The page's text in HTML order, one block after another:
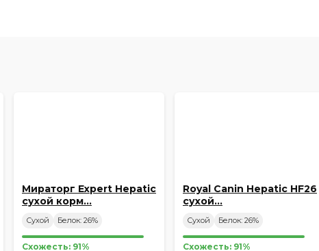
Мираторг Expert Hepatic
сухой корм…
Сухой Белок: 26%
Схожесть: 91%
Royal Canin Hepatic HF26
сухой…
Сухой Белок: 26%
Схожесть: 91%